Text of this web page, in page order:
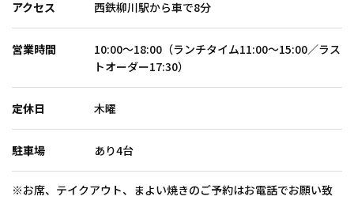
アクセス 西鉄柳川駅から車で8分
営業時間
10:00〜18:00（ランチタイム11:00〜15:00／ラス
トオーダー17:30）
定休日 木曜
駐車場 あり4台
※お席、テイクアウト、まよい焼きのご予約はお電話でお願い致